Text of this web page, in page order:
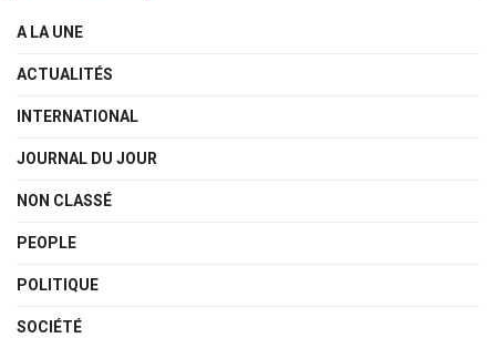
A LA UNE
ACTUALITÉS
INTERNATIONAL
JOURNAL DU JOUR
NON CLASSÉ
PEOPLE
POLITIQUE
SOCIÉTÉ